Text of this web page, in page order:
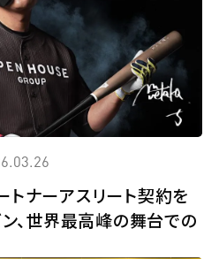
ナーアスリート契約を
世界最高峰の舞台での